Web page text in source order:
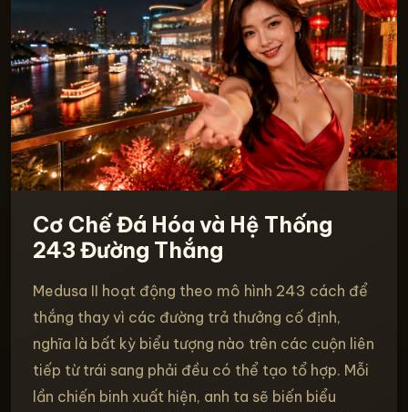
Cơ Chế Đá Hóa và Hệ Thống
243 Đường Thắng
Medusa II hoạt động theo mô hình 243 cách để
thắng thay vì các đường trả thưởng cố định,
nghĩa là bất kỳ biểu tượng nào trên các cuộn liên
tiếp từ trái sang phải đều có thể tạo tổ hợp. Mỗi
lần chiến binh xuất hiện, anh ta sẽ biến biểu